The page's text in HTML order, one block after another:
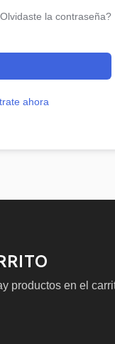
la contraseña?
ahora
productos en el